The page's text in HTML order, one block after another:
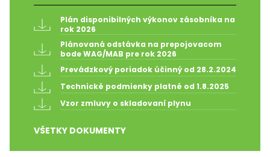
Plán disponibilných výkonov zásobníka na
rok 2026
Plánovaná odstávka na prepojovacom
bode WAG/MAB pre rok 2026
Prevádzkový poriadok účinný od 28.2.2024
Technické podmienky platné od 1.8.2025
Vzor zmluvy o skladovaní plynu
VŠETKY DOKUMENTY